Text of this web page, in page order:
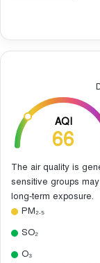
AQI
66
The air quality is
sensitive groups
long-term exposure.
PM₂.₅
SO₂
O₃